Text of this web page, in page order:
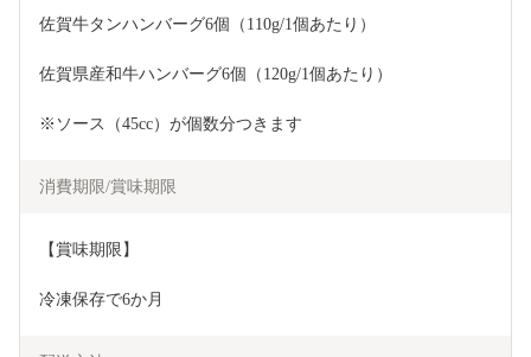
佐賀牛タンハンバーグ6個（110g/1個あたり）
佐賀県産和牛ハンバーグ6個（120g/1個あたり）
※ソース（45cc）が個数分つきます
消費期限/賞味期限
【賞味期限】
冷凍保存で6か月